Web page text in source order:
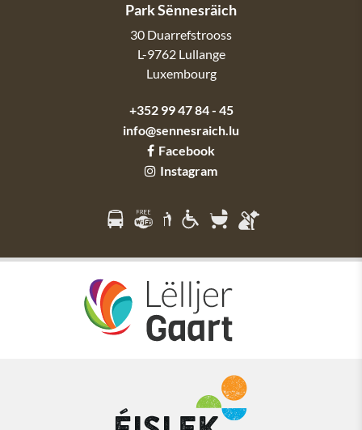
Park Sënnesräich
30 Duarrefstrooss
L-9762 Lullange
Luxembourg
+352 99 47 84 - 45
info@sennesraich.lu
Facebook
Instagram